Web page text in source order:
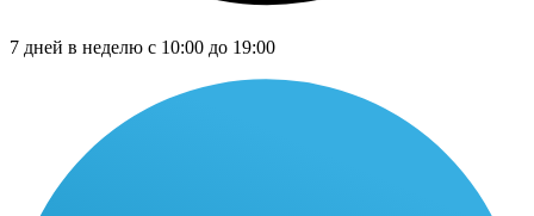
7 дней в неделю с 10:00 до 19:00